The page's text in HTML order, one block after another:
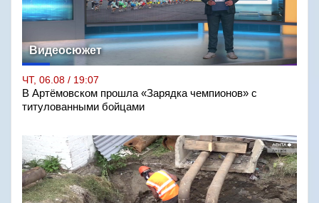
Видеосюжет
ЧТ, 06.08 / 19:07
В Артёмовском прошла «Зарядка чемпионов» с
титулованными бойцами